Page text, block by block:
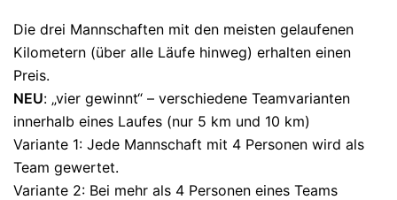
Die drei Mannschaften mit den meisten gelaufenen
Kilometern (über alle Läufe hinweg) erhalten einen
Preis.
NEU: „vier gewinnt“ – verschiedene Teamvarianten
innerhalb eines Laufes (nur 5 km und 10 km)
Variante 1: Jede Mannschaft mit 4 Personen wird als
Team gewertet.
Variante 2: Bei mehr als 4 Personen eines Teams